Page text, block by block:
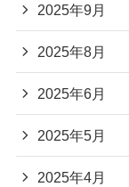
2025年9月
2025年8月
2025年6月
2025年5月
2025年4月